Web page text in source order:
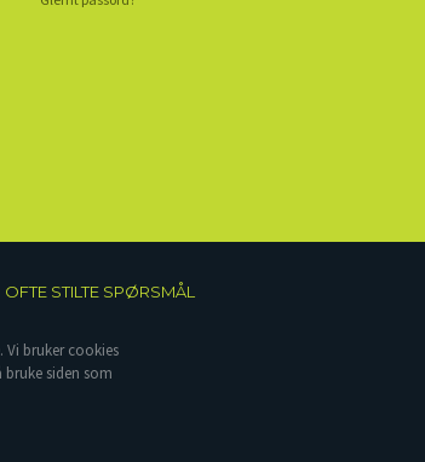
OFTE STILTE SPØRSMÅL
Vi bruker cookies
siden som